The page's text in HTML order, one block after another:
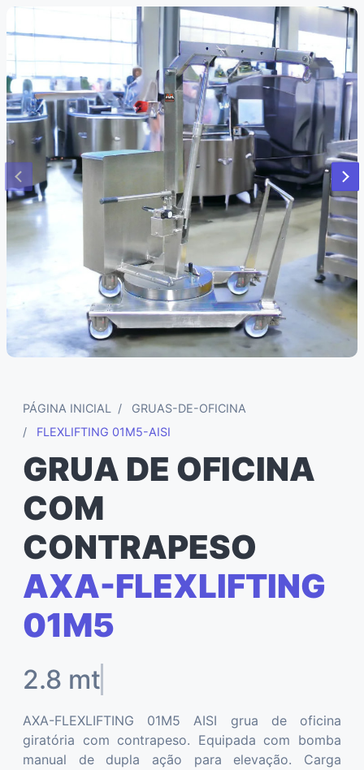
PÁGINA INICIAL
GRUAS-DE-OFICINA
FLEXLIFTING 01M5-AISI
GRUA DE OFICINA
COM
CONTRAPESO
AXA-FLEXLIFTING
01M5
2.8 mt
AXA-FLEXLIFTING 01M5 AISI grua de oficina
giratória com contrapeso. Equipada com bomba
manual de dupla ação para elevação. Carga